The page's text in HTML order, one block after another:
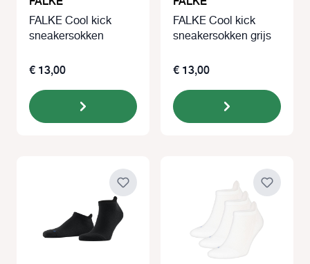
FALKE Cool kick
sneakersokken
€ 13,00
FALKE Cool kick
sneakersokken grijs
€ 13,00